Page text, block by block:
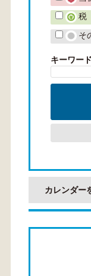
税
そ
キーワー
カレンダー